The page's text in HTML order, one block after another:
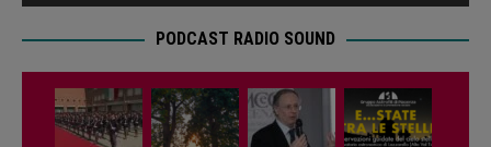
PODCAST RADIO SOUND